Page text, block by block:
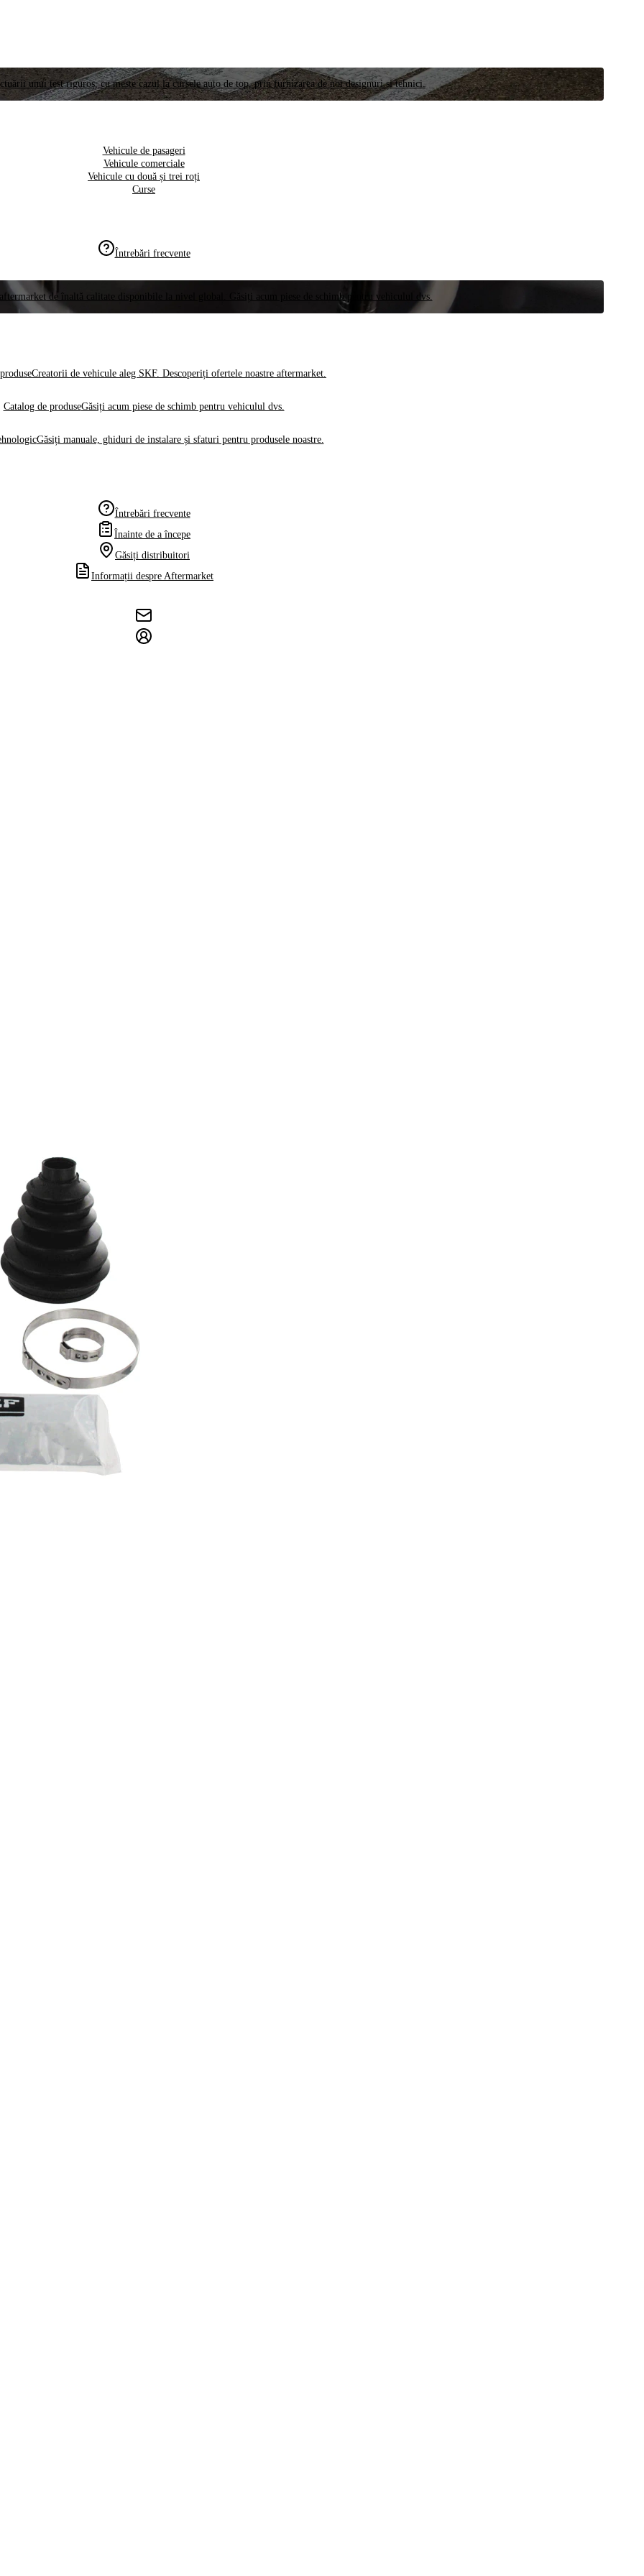
unui test riguros, cu meste cazul la cursele auto de top, prin furnizarea de noi designuri și tehnici.
Vehicule de pasageri
Vehicule comerciale
Vehicule cu două și trei roți
Curse
Întrebări frecvente
de înaltă calitate disponibile la nivel global. Găsiți acum piese de schimb pentru vehiculul dvs.
Creatorii de vehicule aleg SKF. Descoperiți ofertele noastre aftermarket.
Catalog de produseGăsiți acum piese de schimb pentru vehiculul dvs.
Găsiți manuale, ghiduri de instalare și sfaturi pentru produsele noastre.
Întrebări frecvente
Înainte de a începe
Găsiți distribuitori
Informații despre Aftermarket